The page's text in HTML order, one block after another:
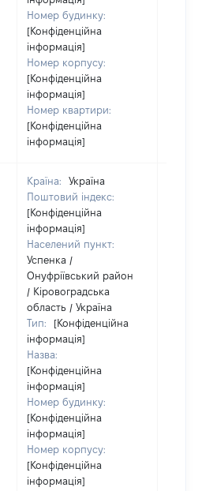
Номер будинку:
[Конфіденційна
інформація]
Номер корпусу:
[Конфіденційна
інформація]
Номер квартири:
[Конфіденційна
інформація]
Країна:
Україна
Поштовий індекс:
[Конфіденційна
інформація]
Населений пункт:
Успенка /
Онуфріївський район
/ Кіровоградська
область / Україна
Тип:
[Конфіденційна
інформація]
Назва:
[Конфіденційна
інформація]
Номер будинку:
[Конфіденційна
інформація]
Номер корпусу:
[Конфіденційна
інформація]